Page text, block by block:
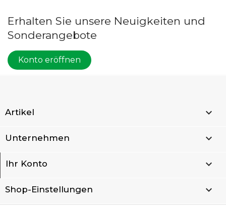
Erhalten Sie unsere Neuigkeiten und
Sonderangebote
Konto eröffnen
Artikel 
Unternehmen 
Ihr Konto 
Shop-Einstellungen keyboard_arrow_down